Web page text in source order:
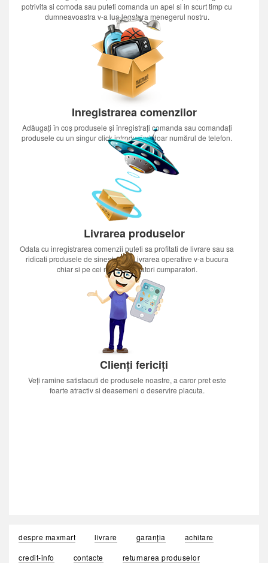
potrivita si comoda sau puteti comanda un apel si in scurt timp cu
dumneavoastra v-a lua legatura menegerul nostru.
Inregistrarea comenzilor
Adăugați în coș produsele și înregistrați comanda sau comandați
produsele cu un singur click introducînd doar numărul de telefon.
Livrarea produselor
Odata cu inregistrarea comenzii puteti sa profitati de livrare sau sa
ridicati produsele de sinestatator.Livrarea operative v-a bucura
chiar si pe cei mai nerabdatori cumparatori.
Clienți fericiți
Veți ramine satisfacuti de produsele noastre, a caror pret este
foarte atractiv si deasemeni o deservire placuta.
despre maxmart livrare garanția
achitare
credit-info
contacte
returnarea produselor